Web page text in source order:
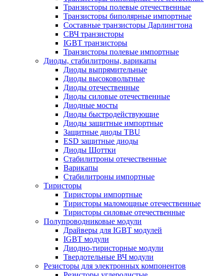
Транзисторы полевые отечественные
Транзисторы биполярные импортные
Составные транзисторы Дарлингтона
СВЧ транзисторы
IGBT транзисторы
Транзисторы полевые импортные
Диоды, стабилитроны, варикапы
Диоды выпрямительные
Диоды высоковольтные
Диоды отечественные
Диоды силовые отечественные
Диодные мосты
Диоды быстродействующие
Диоды защитные импортные
Защитные диоды TBU
ESD защитные диоды
Диоды Шоттки
Стабилитроны отечественные
Варикапы
Стабилитроны импортные
Тиристоры
Тиристоры импортные
Тиристоры маломощные отечественные
Тиристоры силовые отечественные
Полупроводниковые модули
Драйверы для IGBT модулей
IGBT модули
Диодно-тиристорные модули
Твердотельные ВЧ модули
Резисторы для электронных компонентов